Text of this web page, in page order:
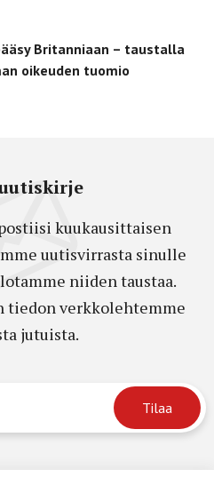
Britanniaan – taustalla
oikeuden tuomio
kuukausittaisen
uutisvirrasta sinulle
niiden taustaa.
tiedon verkkolehtemme
jutuista.